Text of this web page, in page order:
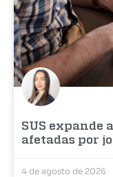
SUS expande
afetadas por
4 de agosto de 2026